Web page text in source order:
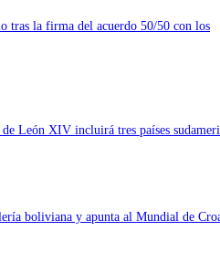
tras la firma del acuerdo 50/50 con los
León XIV incluirá tres países
boliviana y apunta al Mundial de